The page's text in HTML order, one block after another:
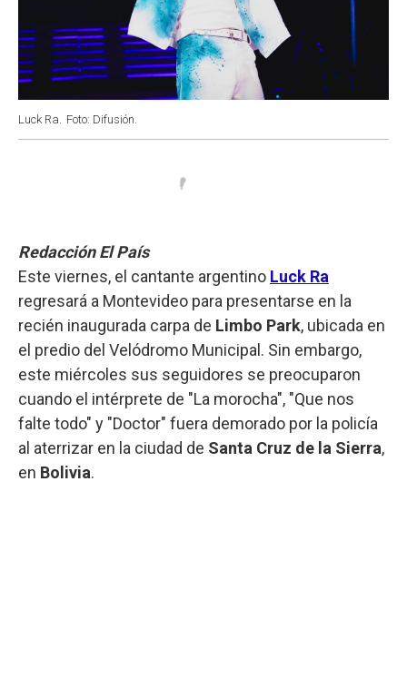
Luck Ra. Foto: Difusión.
Redacción El País
Este viernes, el cantante argentino Luck Ra
regresará a Montevideo para presentarse en la
recién inaugurada carpa de Limbo Park, ubicada en
el predio del Velódromo Municipal. Sin embargo,
este miércoles sus seguidores se preocuparon
cuando el intérprete de "La morocha", "Que nos
falte todo" y "Doctor" fuera demorado por la policía
al aterrizar en la ciudad de Santa Cruz de la Sierra,
en Bolivia.